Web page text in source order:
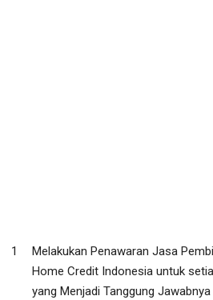
Melakukan Penawaran Jasa
Home Credit Indonesia untuk
yang Menjadi Tanggung